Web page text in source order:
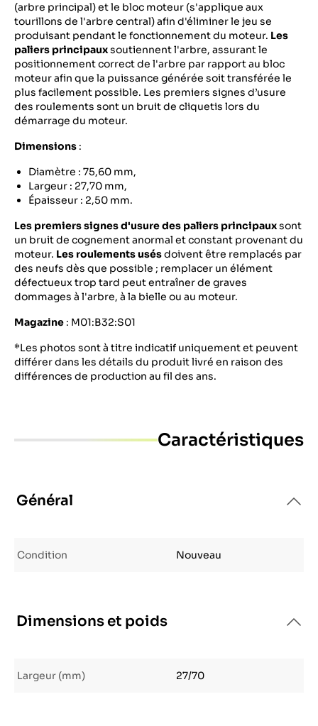
(arbre principal) et le bloc moteur (s'applique aux
tourillons de l'arbre central) afin d'éliminer le jeu se
produisant pendant le fonctionnement du moteur. Les
paliers principauxsoutiennent l'arbre, assurant le
positionnement correct de l'arbre par rapport au bloc
moteur afin que la puissance générée soit transférée le
plus facilement possible. Les premiers signes d’usure
des roulements sont un bruit de cliquetis lors du
démarrage du moteur.
Dimensions :
Diamètre : 75,60 mm,
Largeur : 27,70 mm,
Épaisseur : 2,50 mm.
Les premiers signes d'usure des paliers principauxsont
un bruit de cognement anormal et constant provenant du
moteur. Les roulements usésdoivent être remplacés par
des neufs dès que possible ; remplacer un élément
défectueux trop tard peut entraîner de graves
dommages à l'arbre, à la bielle ou au moteur.
Magazine : M01:B32:S01
*Les photos sont à titre indicatif uniquement et peuvent
différer dans les détails du produit livré en raison des
différences de production au fil des ans.
Caractéristiques
Général
Condition Nouveau
Dimensions et poids
Largeur (mm) 27/70